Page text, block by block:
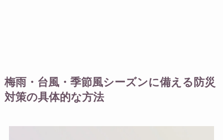
梅雨・台風・季節風シーズンに備える防災
対策の具体的な方法